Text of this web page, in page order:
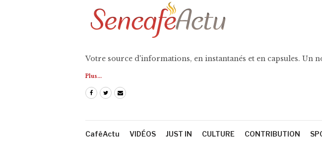
Votre source d'informations, en instantanés et en capsules. Un
Plus...
CaféActu VIDÉOS JUST IN CULTURE CONTRIBUTION